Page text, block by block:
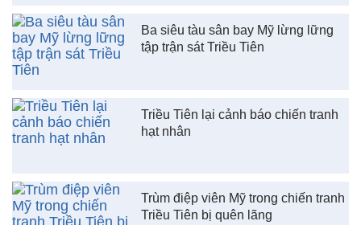
Ba siêu tàu sân bay Mỹ lừng lững
tập trận sát Triều Tiên
Triều Tiên lại cảnh báo chiến tranh
hạt nhân
Trùm điệp viên Mỹ trong chiến tranh
Triều Tiên bị quên lãng